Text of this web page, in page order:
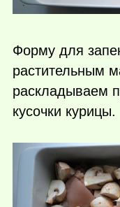
Форму для
растительным
раскладываем
кусочки курицы.